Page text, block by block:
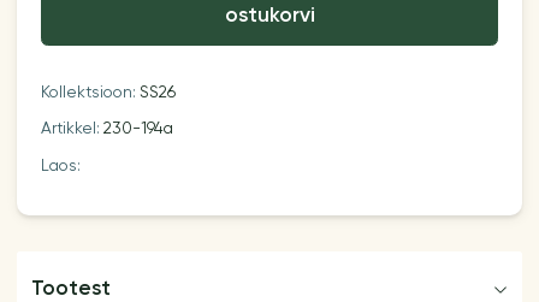
ostukorvi
Kollektsioon:SS26
Artikkel:230-194a
Laos:
Tootest